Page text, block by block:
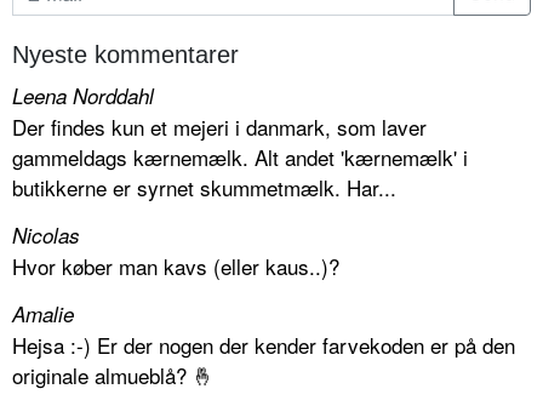
Nyeste kommentarer
Leena Norddahl
Der findes kun et mejeri i danmark, som laver
gammeldags kærnemælk. Alt andet 'kærnemælk' i
butikkerne er syrnet skummetmælk. Har...
Nicolas
Hvor køber man kavs (eller kaus..)?
Amalie
Hejsa :-) Er der nogen der kender farvekoden er på den
originale almueblå? 🤞